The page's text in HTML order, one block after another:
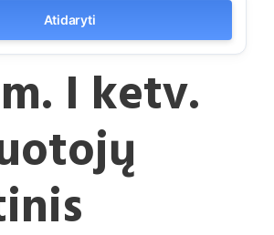
Atidaryti
I ketv.